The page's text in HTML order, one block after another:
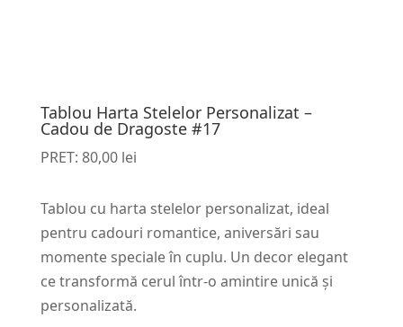
Tablou Harta Stelelor Personalizat –
Cadou de Dragoste #17
PRET: 80,00 lei
Tablou cu harta stelelor personalizat, ideal
pentru cadouri romantice, aniversări sau
momente speciale în cuplu. Un decor elegant
ce transformă cerul într-o amintire unică și
personalizată.